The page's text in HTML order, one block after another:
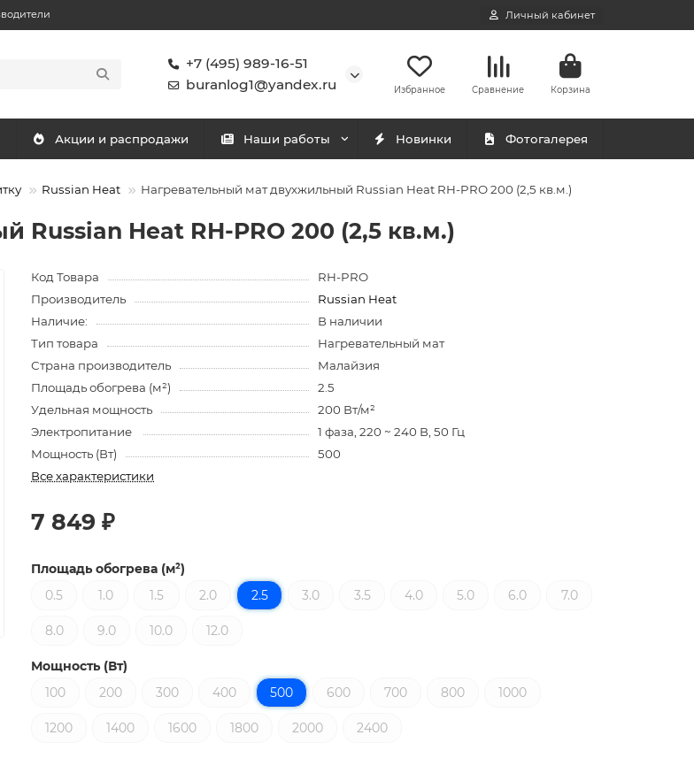
Личный кабинет
+7 (495) 989-16-51
buranlog1@yandex.ru
Избранное Сравнение Корзина
Акции и распродажи Наши работы Новинки Фотогалерея
Russian Heat Нагревательный мат двухжильный Russian Heat RH-PRO 200 (2,5 кв.м.)
Russian Heat RH-PRO 200 (2,5 кв.м.)
Код Товара
RH-PRO
Производитель
Russian Heat
Наличие:
В наличии
Тип товара
Нагревательный мат
Страна производитель
Малайзия
Площадь обогрева (м²)
2.5
Удельная мощность
200 Вт/м²
Электропитание
1 фаза, 220 ~ 240 В, 50 Гц
Мощность (Вт)
500
Все характеристики
7 849 ₽
Площадь обогрева (м²)
0.5
1.0 1.5 2.0 2.5 3.0 3.5 4.0 5.0 6.0 7.0
8.0 9.0 10.0 12.0
Мощность (Вт)
100
200 300 400 500 600 700 800 1000
1200 1400 1600 1800 2000 2400